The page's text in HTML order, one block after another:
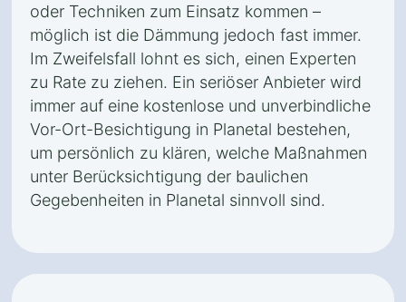
oder Techniken zum Einsatz kommen –
möglich ist die Dämmung jedoch fast immer.
Im Zweifelsfall lohnt es sich, einen Experten
zu Rate zu ziehen. Ein seriöser Anbieter wird
immer auf eine kostenlose und unverbindliche
Vor-Ort-Besichtigung in Planetal bestehen,
um persönlich zu klären, welche Maßnahmen
unter Berücksichtigung der baulichen
Gegebenheiten in Planetal sinnvoll sind.